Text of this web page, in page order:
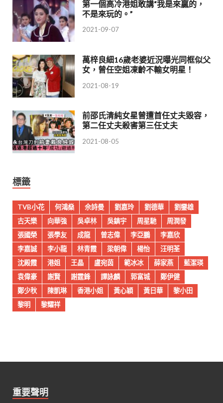
第一個高冷港姐敢講“我是來贏的，
不是來玩的。”
2021-09-07
萬梓良細16歲老婆近況曝光同框似父
女，曾任空姐凍齡不輸女明星！
2021-08-19
前邵氏清純女星曾遭首任丈夫毀容，
第二任丈夫殺害第三任丈夫
2021-08-05
標籤
TVB小花 何鴻燊 佘詩曼 劉嘉玲 劉德華
劉鑾雄
古天樂
向華強 吳卓林 吳鎮宇 周星馳
周潤發
張國榮
張學友 成龍 曾志偉 李亞鵬
李嘉欣
李嘉誠
李小龍 林青霞 梁朝偉 楊怡
汪明荃
沈殿霞
港姐 王晶 盧宛茵 範冰冰 薛家燕
藍潔瑛
袁偉豪
謝賢 謝霆鋒 譚詠麟 郭富城
鄭伊健
鄭少秋
陳凱琳 香港小姐 黃心穎 黃日華
黎小田
黎明
黎耀祥
重要聲明